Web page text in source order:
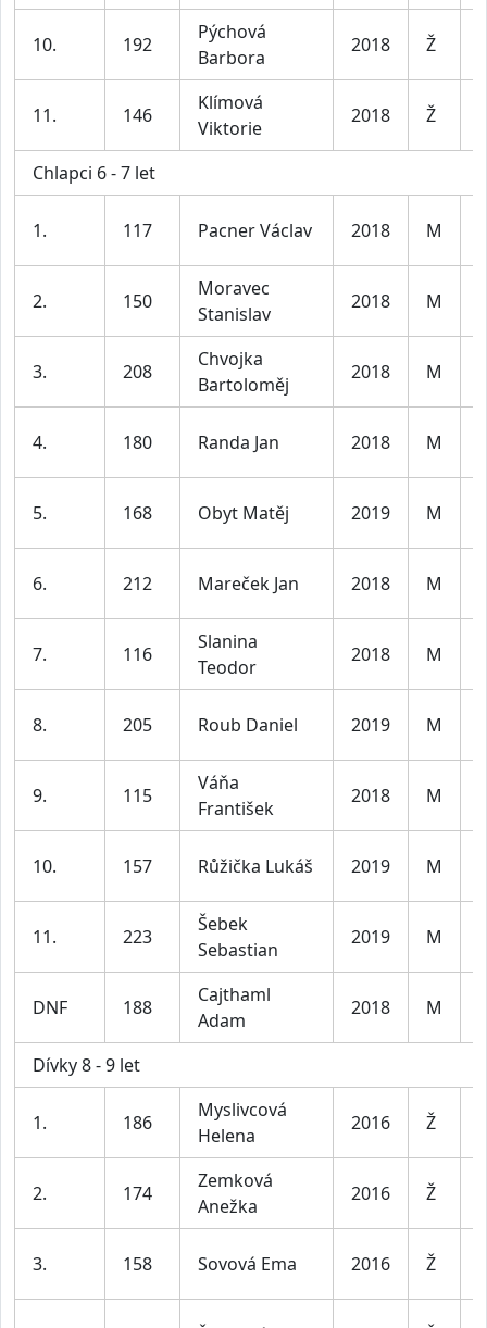
10. 192
Pýchová
Barbora
2018 Ž
11. 146
Klímová
Viktorie
2018 Ž
Chlapci 6 - 7 let
1. 117 Pacner Václav 2018 M
2. 150
Moravec
Stanislav
2018 M
3. 208
Chvojka
Bartoloměj
2018 M
4. 180 Randa Jan 2018 M
5. 168 Obyt Matěj 2019 M
6. 212 Mareček Jan 2018 M
7. 116
Slanina
Teodor
2018 M
8. 205 Roub Daniel 2019 M
9. 115
Váňa
František
2018 M
10. 157 Růžička Lukáš 2019 M
11. 223
Šebek
Sebastian
2019 M
DNF 188
Cajthaml
Adam
2018 M
Dívky 8 - 9 let
1. 186
Myslivcová
Helena
2016 Ž
2. 174
Zemková
Anežka
2016 Ž
3. 158 Sovová Ema 2016 Ž